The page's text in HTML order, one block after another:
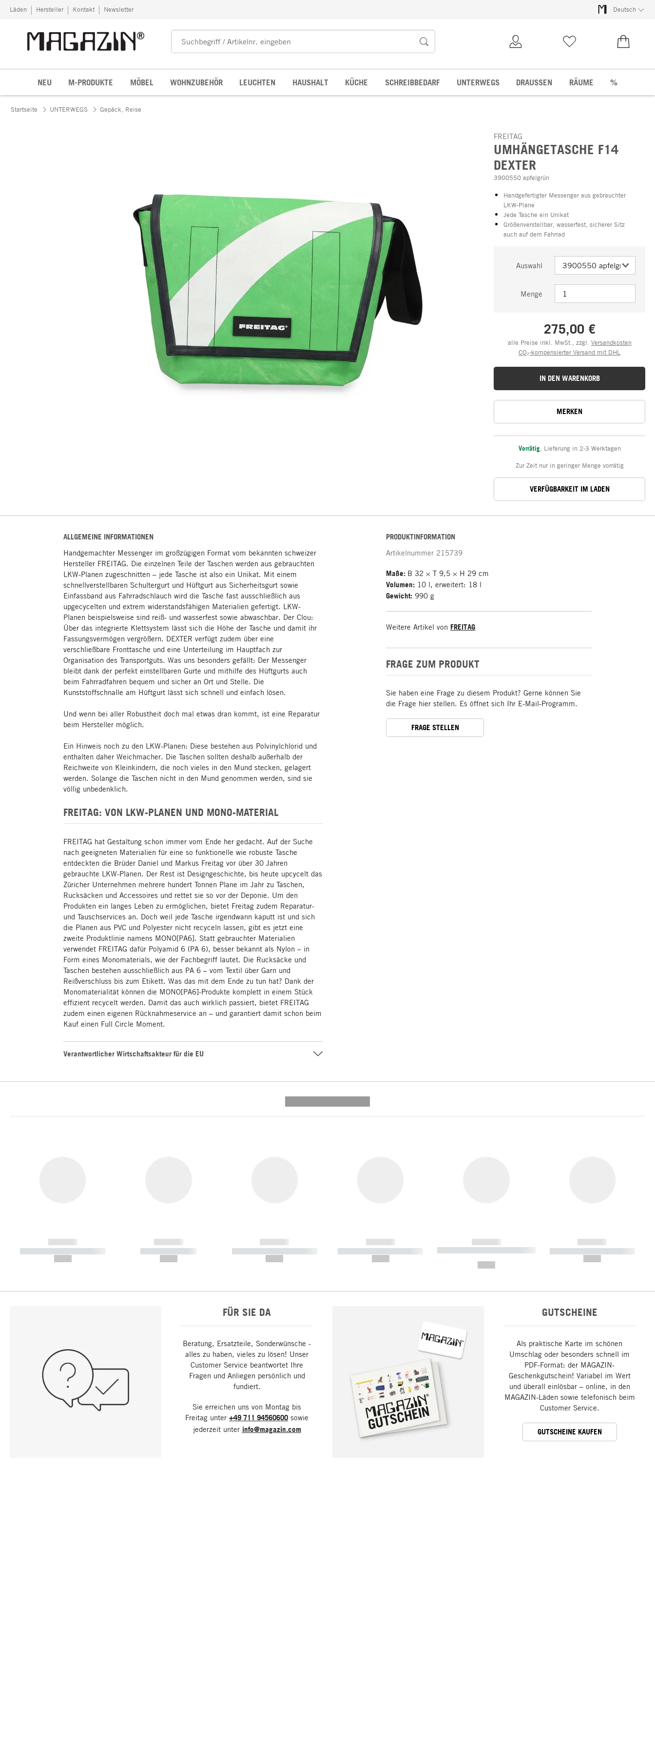
Zum Inhalt springen
Läden Hersteller Kontakt Newsletter Deutsch
NEU M-PRODUKTE MÖBEL WOHNZUBEHÖR LEUCHTEN HAUSHALT KÜCHE SCHREIBBEDARF UNTERWEGS DRAUSSEN RÄUME %
Startseite UNTERWEGS Gepäck, Reise
FREITAG
UMHÄNGETASCHE F14
DEXTER
3900550 apfelgrün
Handgefertigter Messenger aus gebrauchter
LKW-Plane
Jede Tasche ein Unikat
Größenverstellbar, wasserfest, sicherer Sitz
auch auf dem Fahrrad
Auswahl
Menge
275,00 €
alle Preise inkl. MwSt., zzgl. Versandkosten
CO₂-kompensierter Versand mit DHL
IN DEN WARENKORB
MERKEN
Vorrätig, Lieferung in 2-3 Werktagen
Zur Zeit nur in geringer Menge vorrätig
VERFÜGBARKEIT IM LADEN
ALLGEMEINE INFORMATIONEN
Handgemachter Messenger im großzügigen Format vom bekannten schweizer
Hersteller FREITAG. Die einzelnen Teile der Taschen werden aus gebrauchten
LKW-Planen zugeschnitten – jede Tasche ist also ein Unikat. Mit einem
schnellverstellbaren Schultergurt und Hüftgurt aus Sicherheitsgurt sowie
Einfassband aus Fahrradschlauch wird die Tasche fast ausschließlich aus
upgecycelten und extrem widerstandsfähigen Materialien gefertigt. LKW-
Planen beispielsweise sind reiß- und wasserfest sowie abwaschbar. Der Clou:
Über das integrierte Klettsystem lässt sich die Höhe der Tasche und damit ihr
Fassungsvermögen vergrößern. DEXTER verfügt zudem über eine
verschließbare Fronttasche und eine Unterteilung im Hauptfach zur
Organisation des Transportguts. Was uns besonders gefällt: Der Messenger
bleibt dank der perfekt einstellbaren Gurte und mithilfe des Hüftgurts auch
beim Fahrradfahren bequem und sicher an Ort und Stelle. Die
Kunststoffschnalle am Hüftgurt lässt sich schnell und einfach lösen.
Und wenn bei aller Robustheit doch mal etwas dran kommt, ist eine Reparatur
beim Hersteller möglich.
Ein Hinweis noch zu den LKW-Planen: Diese bestehen aus Polvinylchlorid und
enthalten daher Weichmacher. Die Taschen sollten deshalb außerhalb der
Reichweite von Kleinkindern, die noch vieles in den Mund stecken, gelagert
werden. Solange die Taschen nicht in den Mund genommen werden, sind sie
völlig unbedenklich.
FREITAG: VON LKW-PLANEN UND MONO-MATERIAL
FREITAG hat Gestaltung schon immer vom Ende her gedacht. Auf der Suche
nach geeigneten Materialien für eine so funktionelle wie robuste Tasche
entdeckten die Brüder Daniel und Markus Freitag vor über 30 Jahren
gebrauchte LKW-Planen. Der Rest ist Designgeschichte, bis heute upcycelt das
Züricher Unternehmen mehrere hundert Tonnen Plane im Jahr zu Taschen,
Rucksäcken und Accessoires und rettet sie so vor der Deponie. Um den
Produkten ein langes Leben zu ermöglichen, bietet Freitag zudem Reparatur-
und Tauschservices an. Doch weil jede Tasche irgendwann kaputt ist und sich
die Planen aus PVC und Polyester nicht recyceln lassen, gibt es jetzt eine
zweite Produktlinie namens MONO[PA6]. Statt gebrauchter Materialien
verwendet FREITAG dafür Polyamid 6 (PA 6), besser bekannt als Nylon – in
Form eines Monomaterials, wie der Fachbegriff lautet. Die Rucksäcke und
Taschen bestehen ausschließlich aus PA 6 – vom Textil über Garn und
Reißverschluss bis zum Etikett. Was das mit dem Ende zu tun hat? Dank der
Monomaterialität können die MONO[PA6]-Produkte komplett in einem Stück
effizient recycelt werden. Damit das auch wirklich passiert, bietet FREITAG
zudem einen eigenen Rücknahmeservice an – und garantiert damit schon beim
Kauf einen Full Circle Moment.
Verantwortlicher Wirtschaftsakteur für die EU
PRODUKTINFORMATION
Artikelnummer 215739
Maße: B 32 × T 9,5 × H 29 cm
Volumen: 10 l, erweitert: 18 l
Gewicht: 990 g
Weitere Artikel von FREITAG
FRAGE ZUM PRODUKT
Sie haben eine Frage zu diesem Produkt? Gerne können Sie
die Frage hier stellen. Es öffnet sich Ihr E-Mail-Programm.
FRAGE STELLEN
------------
----------- ----------- -----------
------------
----------- -----------
------------
----------- ----------- -----------
------------
----------- ----------- -----------
------------
----------- ----------- ----------- ----
------------
----------- ----------- -----------
FÜR SIE DA
Beratung, Ersatzteile, Sonderwünsche -
alles zu haben, vieles zu lösen! Unser
Customer Service beantwortet Ihre
Fragen und Anliegen persönlich und
fundiert.
Sie erreichen uns von Montag bis
Freitag unter +49 711 94560600 sowie
jederzeit unter info@magazin.com
GUTSCHEINE
Als praktische Karte im schönen
Umschlag oder besonders schnell im
PDF-Format: der MAGAZIN-
Geschenkgutschein! Variabel im Wert
und überall einlösbar – online, in den
MAGAZIN-Läden sowie telefonisch beim
Customer Service.
GUTSCHEINE KAUFEN